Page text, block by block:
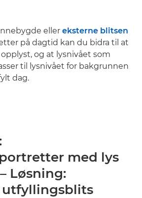
eller eksterne blitsen
på dagtid kan du bidra til at
og at lysnivået som
til lysnivået for bakgrunnen
dag.
med lys
Løsning:
utfyllingsblits